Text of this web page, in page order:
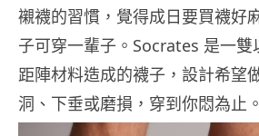
襯襪的習慣，覺得成日要買襪好
子可穿一輩子。Socrates 是一
距陣材料造成的襪子，設計希望
洞、下垂或磨損，穿到你悶為止。